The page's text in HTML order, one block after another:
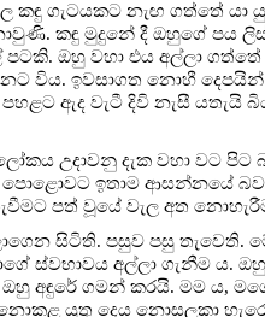
ගැටයකට නැඟ ගත්තේ යා
කඳු මුදුනේ දී ඔහුගේ පය
ඔහු වහා එය අල්ලා ගත්තේ
විය. ඉවසාගත නොහී දෙපයින්
ඇද වැටී දිවි නැසී යතැයි
උදාවනු දැක වහා වට පිට
ඉතාම ආසන්නයේ බව
පත් වූයේ වැල අත
සිටිති. පසුව පසු තැවෙති.
ස්වභාවය අල්ලා ගැනීම ය.
අඳුරේ ගමන් කරයි. මම ය,
යුතු දෙය නොසලකා